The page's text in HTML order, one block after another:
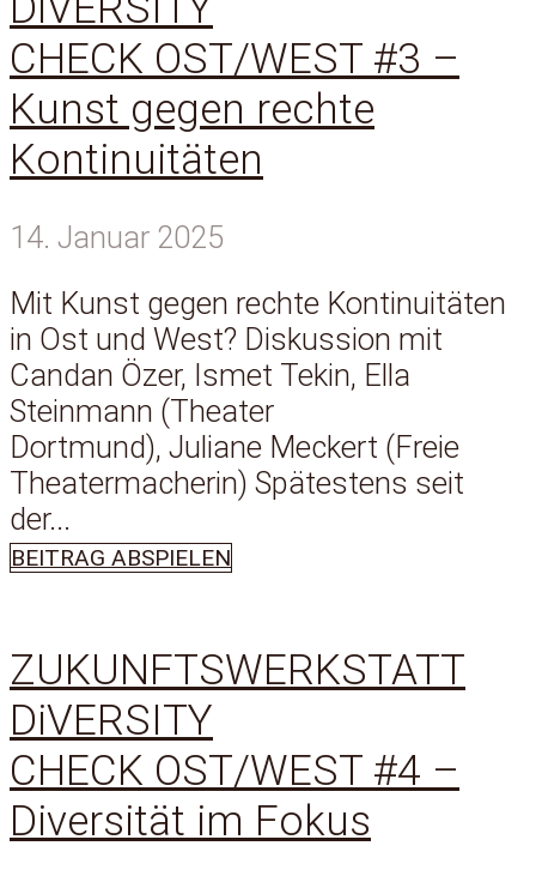
CHECK OST/WEST #3 –
Kunst gegen rechte
Kontinuitäten
14. Januar 2025
Mit Kunst gegen rechte Kontinuitäten
in Ost und West? Diskussion mit
Candan Özer, Ismet Tekin, Ella
Steinmann (Theater
Dortmund), Juliane Meckert (Freie
Theatermacherin) Spätestens seit
der...
BEITRAG ABSPIELEN
ZUKUNFTSWERKSTATT
DiVERSITY
CHECK OST/WEST #4 –
Diversität im Fokus